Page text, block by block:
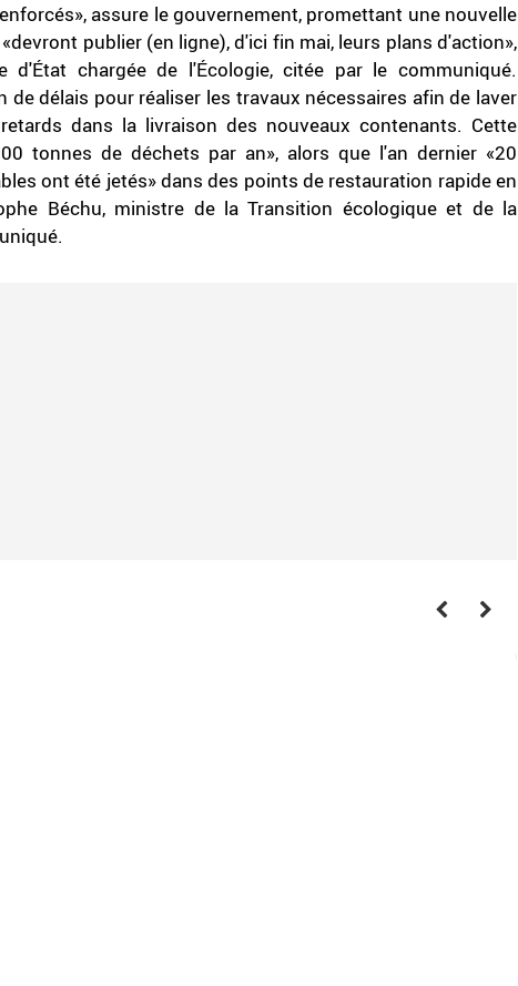
assure le gouvernement, promettant une nouvelle
publier (en ligne), d'ici fin mai, leurs plans d'action»,
d'État chargée de l'Écologie, citée par le communiqué.
délais pour réaliser les travaux nécessaires afin de laver
dans la livraison des nouveaux contenants. Cette
tonnes de déchets par an», alors que l'an dernier «20
ont été jetés» dans des points de restauration rapide en
Béchu, ministre de la Transition écologique et de la